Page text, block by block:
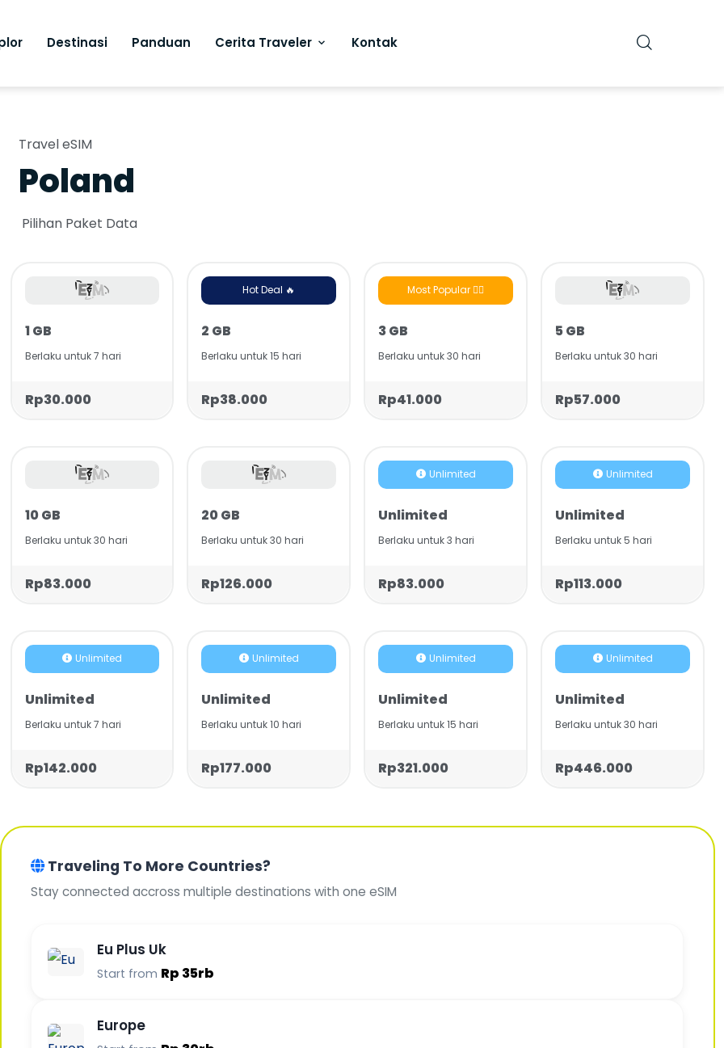
Destinasi Panduan Cerita Traveler Kontak
Travel eSIM
Poland
Pilihan Paket Data
1 GB
Berlaku untuk 7 hari
Rp30.000
Hot Deal 🔥
2 GB
Berlaku untuk 15 hari
Rp38.000
Most Popular 👍🏻
3 GB
Berlaku untuk 30 hari
Rp41.000
5 GB
Berlaku untuk 30 hari
Rp57.000
10 GB
Berlaku untuk 30 hari
Rp83.000
20 GB
Berlaku untuk 30 hari
Rp126.000
Unlimited
Unlimited
Berlaku untuk 3 hari
Rp83.000
Unlimited
Unlimited
Berlaku untuk 5 hari
Rp113.000
Unlimited
Unlimited
Berlaku untuk 7 hari
Rp142.000
Unlimited
Unlimited
Berlaku untuk 10 hari
Rp177.000
Unlimited
Unlimited
Berlaku untuk 15 hari
Rp321.000
Unlimited
Unlimited
Berlaku untuk 30 hari
Rp446.000
Traveling To More Countries?
Stay connected accross multiple destinations with one eSIM
Eu Plus Uk
Start from Rp 35rb
Europe